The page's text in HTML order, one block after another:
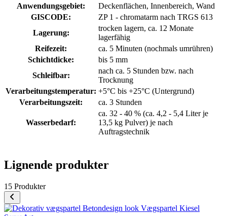
Anwendungsgebiet:
Deckenflächen, Innenbereich, Wand
GISCODE:
ZP 1 - chromatarm nach TRGS 613
Lagerung:
trocken lagern, ca. 12 Monate
lagerfähig
Reifezeit:
ca. 5 Minuten (nochmals umrühren)
Schichtdicke:
bis 5 mm
Schleifbar:
nach ca. 5 Stunden bzw. nach
Trocknung
Verarbeitungstemperatur: +5°C bis +25°C (Untergrund)
Verarbeitungszeit:
ca. 3 Stunden
Wasserbedarf:
ca. 32 - 40 % (ca. 4,2 - 5,4 Liter je
13,5 kg Pulver) je nach
Auftragstechnik
Lignende produkter
15 Produkter